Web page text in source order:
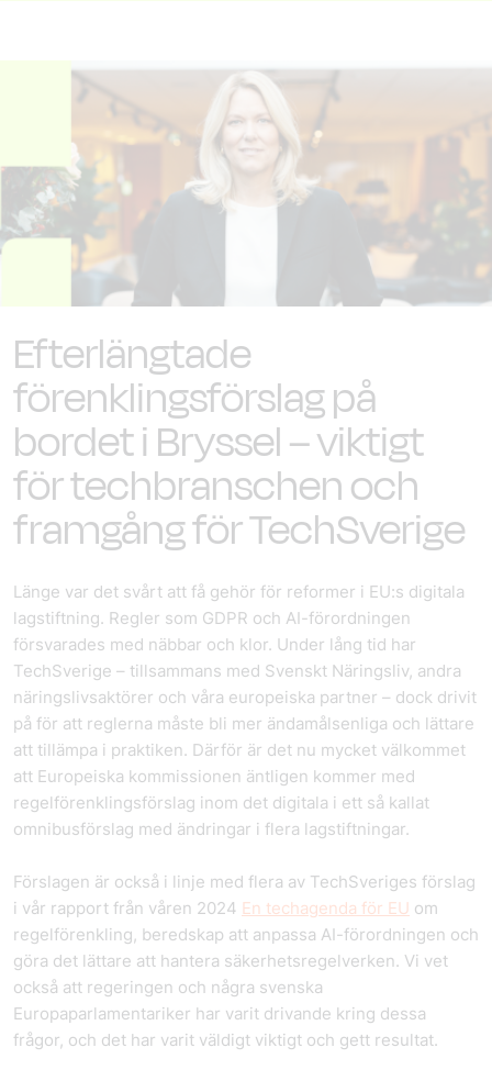
Efterlängtade
förenklingsförslag på
bordet i Bryssel – viktigt
för techbranschen och
framgång för TechSverige
Länge var det svårt att få gehör för reformer i EU:s digitala
lagstiftning. Regler som GDPR och AI-förordningen
försvarades med näbbar och klor. Under lång tid har
TechSverige – tillsammans med Svenskt Näringsliv, andra
näringslivsaktörer och våra europeiska partner – dock drivit
på för att reglerna måste bli mer ändamålsenliga och lättare
att tillämpa i praktiken. Därför är det nu mycket välkommet
att Europeiska kommissionen äntligen kommer med
regelförenklingsförslag inom det digitala i ett så kallat
omnibusförslag med ändringar i flera lagstiftningar.
Förslagen är också i linje med flera av TechSveriges förslag
i vår rapport från våren 2024 En techagenda för EU om
regelförenkling, beredskap att anpassa AI-förordningen och
göra det lättare att hantera säkerhetsregelverken. Vi vet
också att regeringen och några svenska
Europaparlamentariker har varit drivande kring dessa
frågor, och det har varit väldigt viktigt och gett resultat.